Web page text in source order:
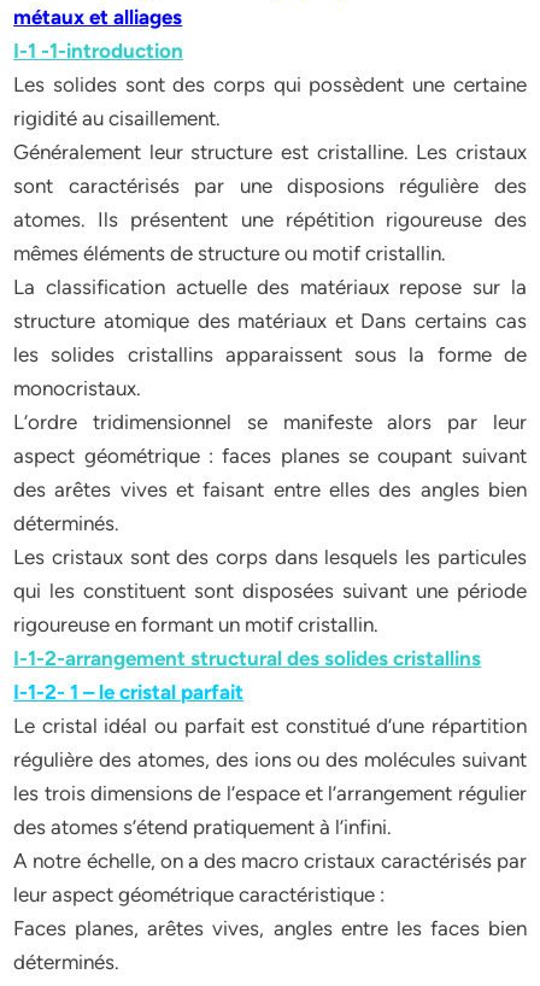
métaux et alliages
I-1 -1-introduction
Les solides sont des corps qui possèdent une certaine
rigidité au cisaillement.
Généralement leur structure est cristalline. Les cristaux
sont caractérisés par une disposions régulière des
atomes. Ils présentent une répétition rigoureuse des
mêmes éléments de structure ou motif cristallin.
La classification actuelle des matériaux repose sur la
structure atomique des matériaux et Dans certains cas
les solides cristallins apparaissent sous la forme de
monocristaux.
L’ordre tridimensionnel se manifeste alors par leur
aspect géométrique : faces planes se coupant suivant
des arêtes vives et faisant entre elles des angles bien
déterminés.
Les cristaux sont des corps dans lesquels les particules
qui les constituent sont disposées suivant une période
rigoureuse en formant un motif cristallin.
I-1-2-arrangement structural des solides cristallins
I-1-2- 1 – le cristal parfait
Le cristal idéal ou parfait est constitué d’une répartition
régulière des atomes, des ions ou des molécules suivant
les trois dimensions de l’espace et l’arrangement régulier
des atomes s’étend pratiquement à l’infini.
A notre échelle, on a des macro cristaux caractérisés par
leur aspect géométrique caractéristique :
Faces planes, arêtes vives, angles entre les faces bien
déterminés.